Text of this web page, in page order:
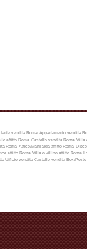
vendita Roma Appartamento vendita
affitto Roma Castello vendita Roma Villa
Roma Attico/Mansarda affitto Roma
affitto Roma Villa o villino affitto Roma
Ufficio vendita Castello vendita Box/